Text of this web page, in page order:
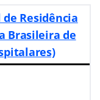
Residência
Brasileira de